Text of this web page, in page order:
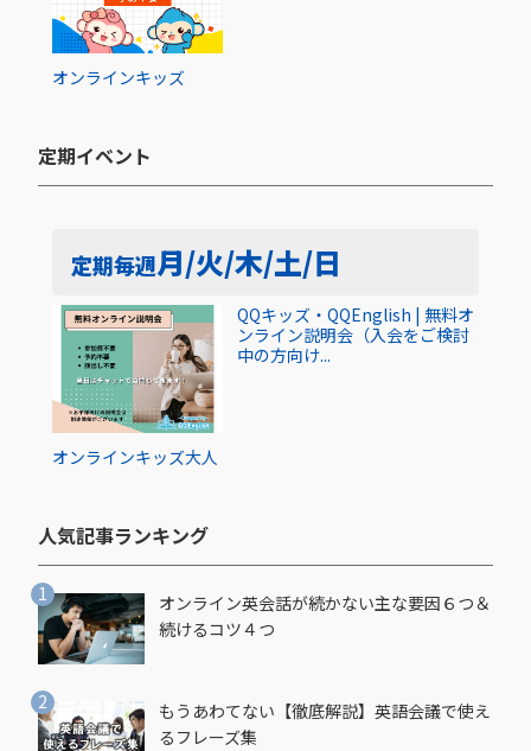
オンラインキッズ
定期イベント​
定期毎週月/火/木/土/日
オンラインキッズ大人
QQキッズ・QQEnglish | 無料オ
ンライン説明会（入会をご検討
中の方向け...
人気記事ランキング​
オンライン英会話が続かない主な要因６つ＆
続けるコツ４つ
もうあわてない【徹底解説】英語会議で使え
るフレーズ集